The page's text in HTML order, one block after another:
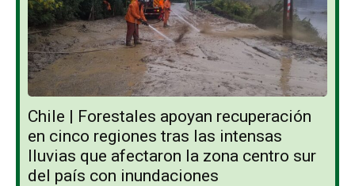
Chile | Forestales apoyan recuperación
en cinco regiones tras las intensas
lluvias que afectaron la zona centro sur
del país con inundaciones